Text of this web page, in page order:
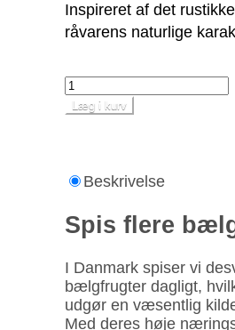
Inspireret af det
råvarens naturlige
Læg i kurv
Beskrivelse
Spis flere
I Danmark spiser vi
bælgfrugter dagligt,
udgør en væsentlig
Med deres høje